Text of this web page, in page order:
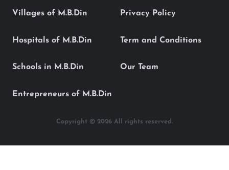
Villages of M.B.Din
Hospitals of M.B.Din
Schools in M.B.Din
Entrepreneurs of M.B.Din
Privacy Policy
Term and Conditions
Our Team
Copyright © 2026 All rights reserved.